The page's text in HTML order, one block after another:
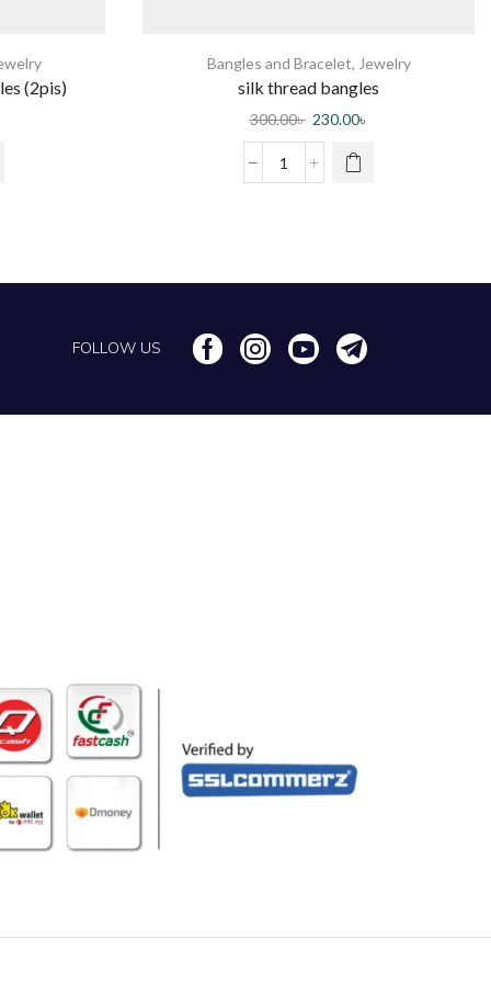
(2pis)
Bangles and Bracelet, Jewelry
silk thread bangles
300.00৳ 230.00৳
FOLLOW US